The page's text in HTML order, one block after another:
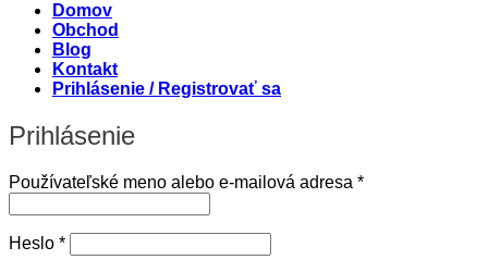
Domov
Obchod
Blog
Kontakt
Prihlásenie / Registrovať sa
Prihlásenie
Používateľské meno alebo e-mailová adresa *Povinné
Heslo *Povinné